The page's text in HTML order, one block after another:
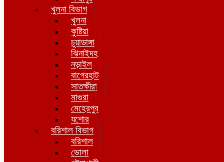
খুলনা বিভাগ
খুলনা
কুষ্টিয়া
চুয়াডাঙ্গা
ঝিনাইদহ
নড়াইল
বাগেরহাট
সাতক্ষীরা
মাগুরা
মেহেরপুর
যশোর
বরিশাল বিভাগ
বরিশাল
ভোলা